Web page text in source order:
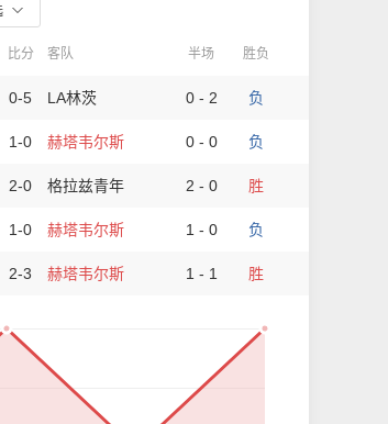
比分 客队 半场 胜负
0-5 LA林茨 0 - 2 负
1-0 赫塔韦尔斯 0 - 0 负
2-0 格拉兹青年 2 - 0 胜
1-0 赫塔韦尔斯 1 - 0 负
2-3 赫塔韦尔斯 1 - 1 胜